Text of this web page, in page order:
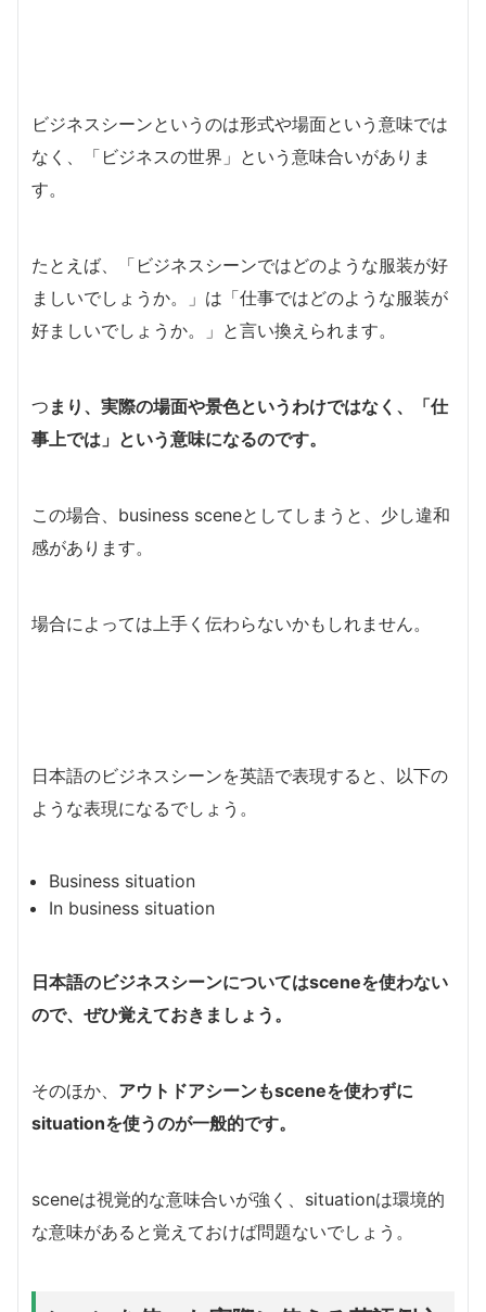
ビジネスシーンというのは形式や場面という意味では
なく、「ビジネスの世界」という意味合いがありま
す。
たとえば、「ビジネスシーンではどのような服装が好
ましいでしょうか。」は「仕事ではどのような服装が
好ましいでしょうか。」と言い換えられます。
つ まり、実際の場面や景色というわけではなく、「仕
事上では」という意味になるのです。
この場合、business sceneとしてしまうと、少し違和
感があります。
場合によっては上手く伝わらないかもしれません。
日本語のビジネスシーンを英語で表現すると、以下の
ような表現になるでしょう。
Business situation
In business situation
日本語のビジネスシーンについてはsceneを使わない
ので、ぜひ覚えておきましょう。
そのほか、 アウトドアシーンもsceneを使わずに
situationを使うのが一般的です。
sceneは視覚的な意味合いが強く、situationは環境的
な意味があると覚えておけば問題ないでしょう。